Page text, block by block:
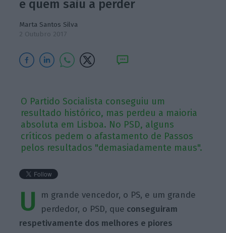
e quem saiu a perder
Marta Santos Silva
2 Outubro 2017
O Partido Socialista conseguiu um
resultado histórico, mas perdeu a maioria
absoluta em Lisboa. No PSD, alguns
críticos pedem o afastamento de Passos
pelos resultados "demasiadamente maus".
U
m grande vencedor, o PS, e um grande
perdedor, o PSD, que conseguiram
respetivamente dos melhores e piores